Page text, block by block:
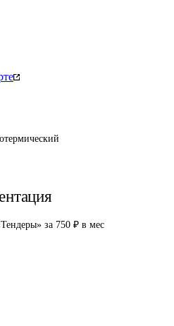
за 750 ₽ в мес